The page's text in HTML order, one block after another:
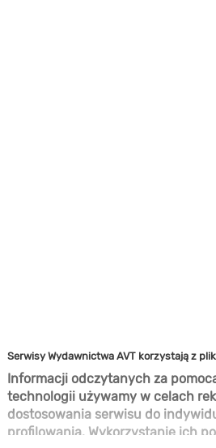
Serwisy Wydawnictwa AVT korzystają z
Informacji odczytanych za
technologii używamy w celach
dostosowania serwisu do
profilowania. Wykorzystanie ich